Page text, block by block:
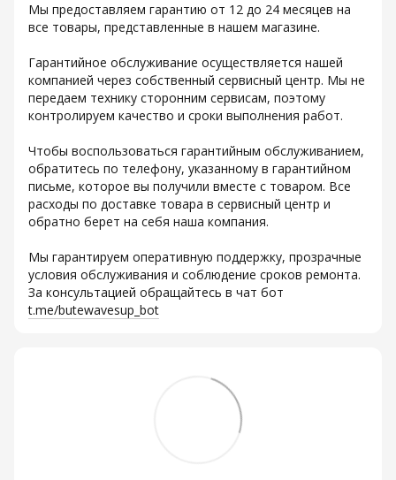
Мы предоставляем гарантию от 12 до 24 месяцев на
все товары, представленные в нашем магазине.
Гарантийное обслуживание осуществляется нашей
компанией через собственный сервисный центр. Мы не
передаем технику сторонним сервисам, поэтому
контролируем качество и сроки выполнения работ.
Чтобы воспользоваться гарантийным обслуживанием,
обратитесь по телефону, указанному в гарантийном
письме, которое вы получили вместе с товаром. Все
расходы по доставке товара в сервисный центр и
обратно берет на себя наша компания.
Мы гарантируем оперативную поддержку, прозрачные
условия обслуживания и соблюдение сроков ремонта.
За консультацией обращайтесь в чат бот
t.me/butewavesup_bot